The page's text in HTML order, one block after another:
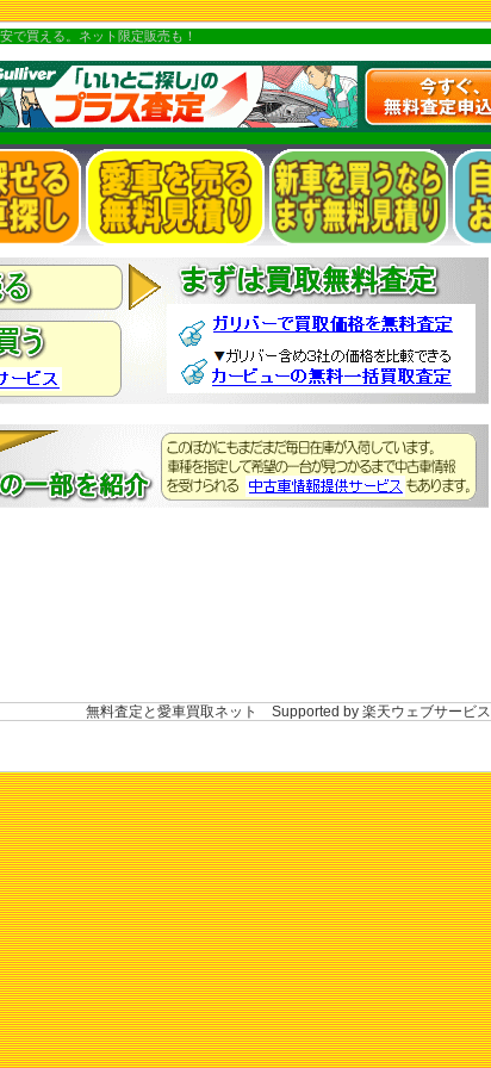
で買える。ネット限定販売も！
無料査定と愛車買取ネット Supported by 楽天ウェブサービス